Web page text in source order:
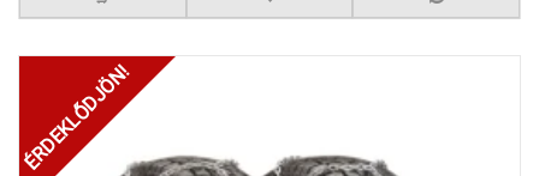
ÉRDEKLŐDJÖN!